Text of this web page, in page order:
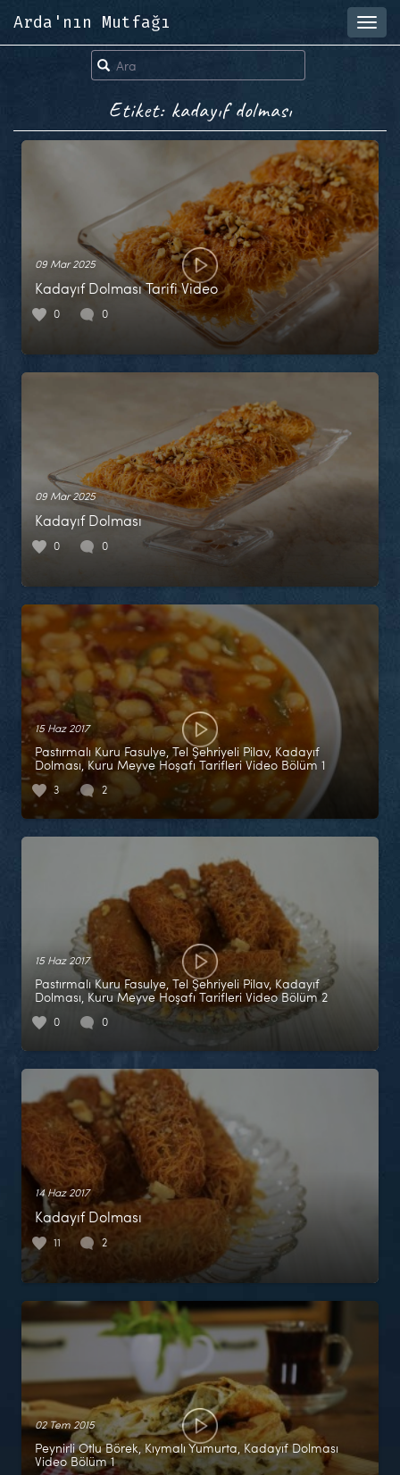
Arda'nın Mutfağı
Etiket: kadayıf dolması
09 Mar 2025
Kadayıf Dolması Tarifi Video
0 0
09 Mar 2025
Kadayıf Dolması
0 0
15 Haz 2017
Pastırmalı Kuru Fasulye, Tel Şehriyeli Pilav, Kadayıf
Dolması, Kuru Meyve Hoşafı Tarifleri Video Bölüm 1
3 2
15 Haz 2017
Pastırmalı Kuru Fasulye, Tel Şehriyeli Pilav, Kadayıf
Dolması, Kuru Meyve Hoşafı Tarifleri Video Bölüm 2
0 0
14 Haz 2017
Kadayıf Dolması
11 2
02 Tem 2015
Peynirli Otlu Börek, Kıymalı Yumurta, Kadayıf Dolması
Video Bölüm 1